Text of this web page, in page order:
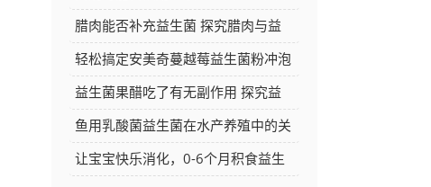
你解答
腊肉能否补充益生菌 探究腊肉与益
生菌的关系
轻松搞定安美奇蔓越莓益生菌粉冲泡
方法，让你的每日养生更简单
益生菌果醋吃了有无副作用 探究益
生菌果醋的安全性
鱼用乳酸菌益生菌在水产养殖中的关
键作用与应用探讨
让宝宝快乐消化，0-6个月积食益生